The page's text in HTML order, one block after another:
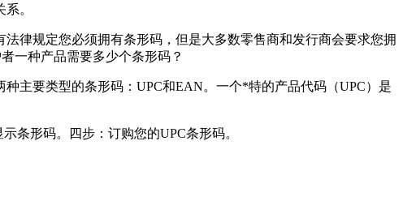
。
律规定您必须拥有条形码，但是大多数零售商和发行商会要求您拥
一种产品需要多少个条形码？
主要类型的条形码：UPC和EAN。一个*特的产品代码（UPC）是
条形码。四步：订购您的UPC条形码。